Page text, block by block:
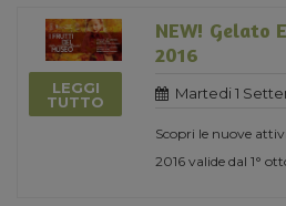
LEGGI
TUTTO
NEW! Gelato
2016
Martedi 1
Scopri le nuove
2016 valide dal 1°